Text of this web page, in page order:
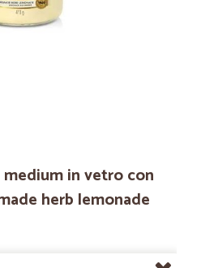
in vetro con
herb lemonade